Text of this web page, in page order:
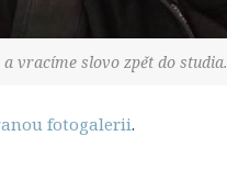
vracíme slovo zpět do studia.
fotogalerii.